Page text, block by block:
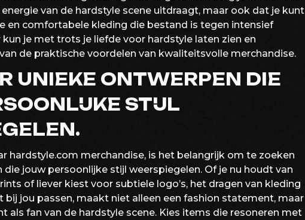
van de hardstyle scene uitdraagt, maar ook dat je kunt
en comfortabele kleding die bestand is tegen intensief
je met trots je liefde voor hardstyle laten zien en
de praktische voordelen van kwaliteitsvolle merchandise.
UNIEKE ONTWERPEN DIE
STIJL
hardstyle.com merchandise, is het belangrijk om te zoeken
die jouw persoonlijke stijl weerspiegelen. Of je nu houdt van
of liever kiest voor subtiele logo’s, het dragen van kleding
bij jou passen, maakt niet alleen een fashion statement, maar
als fan van de hardstyle scene. Kies items die resoneren met